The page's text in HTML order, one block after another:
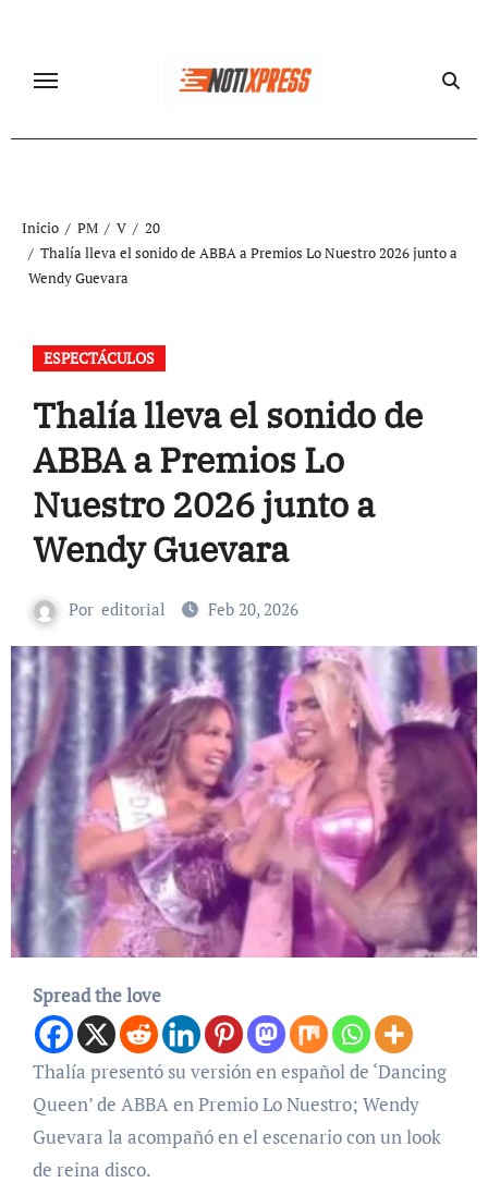
contenido
Inicio PM V
20
Thalía lleva el sonido de ABBA a Premios Lo Nuestro 2026 junto a
Wendy Guevara
ESPECTÁCULOS
Thalía lleva el sonido de
ABBA a Premios Lo
Nuestro 2026 junto a
Wendy Guevara
Por editorial Feb 20, 2026
Spread the love
Thalía presentó su versión en español de ‘Dancing
Queen’ de ABBA en Premio Lo Nuestro; Wendy
Guevara la acompañó en el escenario con un look
de reina disco.